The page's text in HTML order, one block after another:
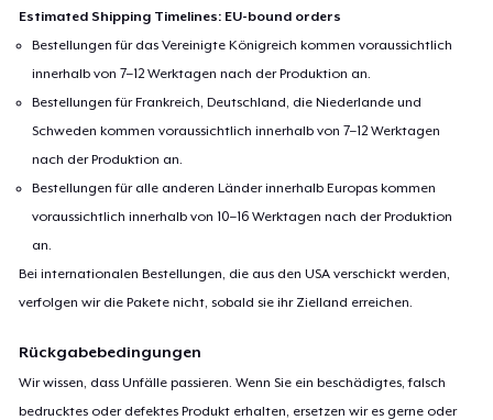
Estimated Shipping Timelines: EU-bound orders
Bestellungen für das Vereinigte Königreich kommen voraussichtlich
innerhalb von 7–12 Werktagen nach der Produktion an.
Bestellungen für Frankreich, Deutschland, die Niederlande und
Schweden kommen voraussichtlich innerhalb von 7–12 Werktagen
nach der Produktion an.
Bestellungen für alle anderen Länder innerhalb Europas kommen
voraussichtlich innerhalb von 10–16 Werktagen nach der Produktion
an.
Bei internationalen Bestellungen, die aus den USA verschickt werden,
verfolgen wir die Pakete nicht, sobald sie ihr Zielland erreichen.
Rückgabebedingungen
Wir wissen, dass Unfälle passieren. Wenn Sie ein beschädigtes, falsch
bedrucktes oder defektes Produkt erhalten, ersetzen wir es gerne oder